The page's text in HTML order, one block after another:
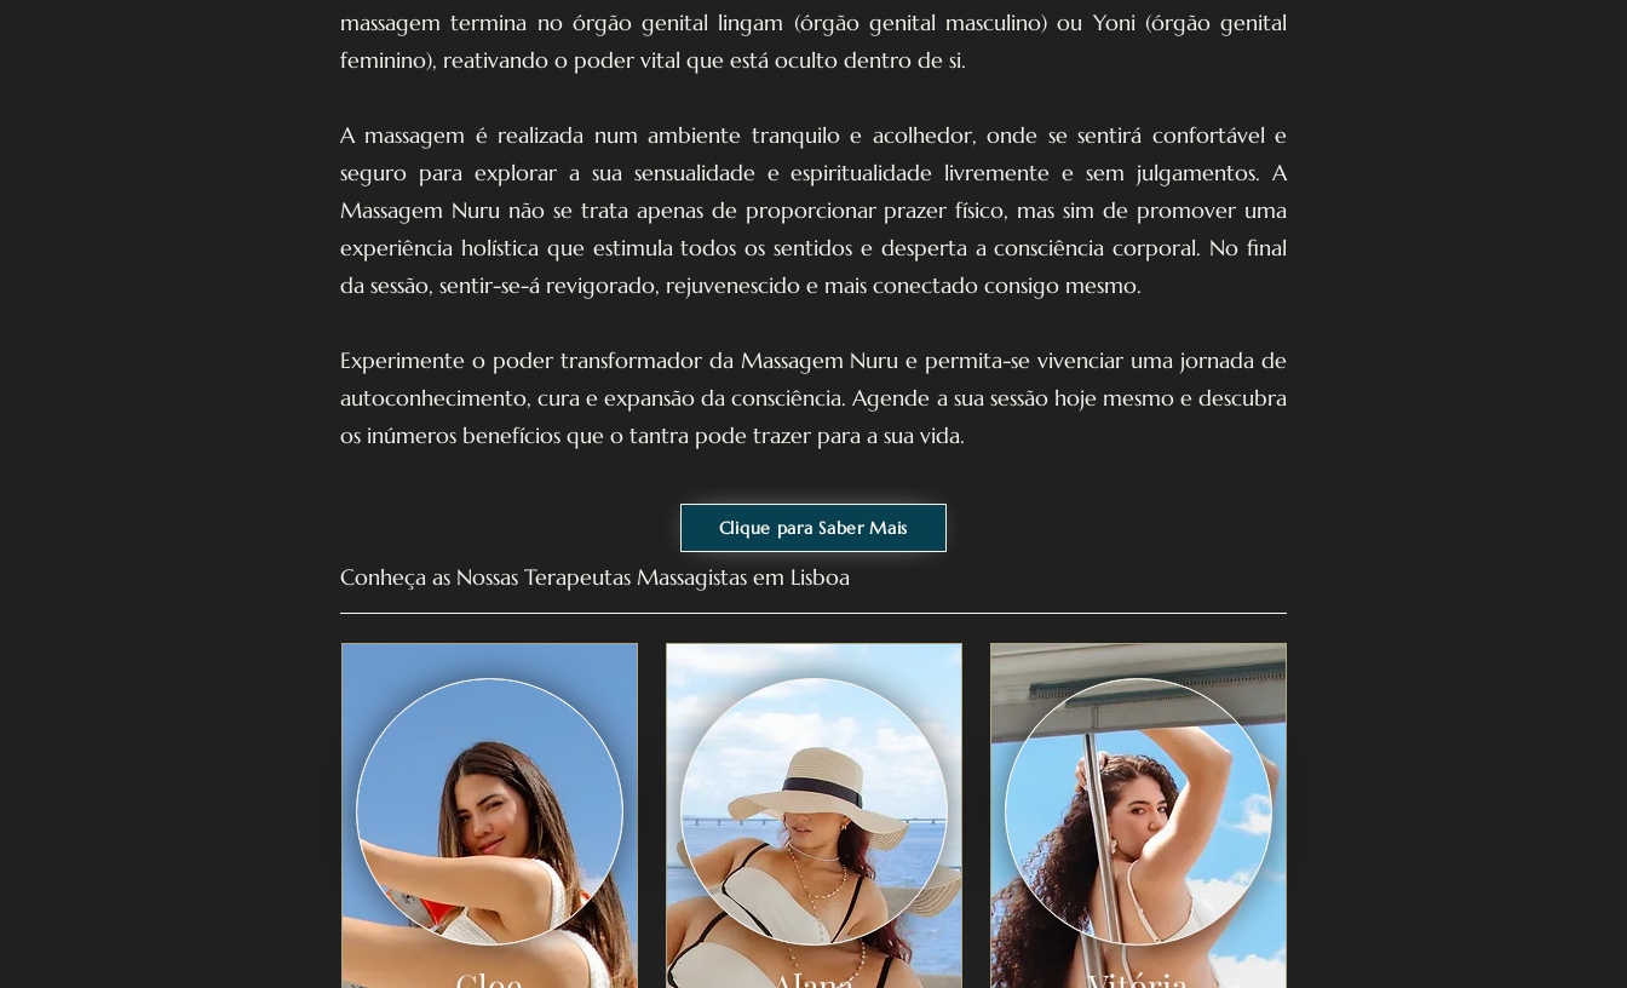
massagem termina no órgão genital lingam (órgão genital masculino) ou Yoni (órgão genital
feminino), reativando o poder vital que está oculto dentro de si.
A massagem é realizada num ambiente tranquilo e acolhedor, onde se sentirá confortável e
seguro para explorar a sua sensualidade e espiritualidade livremente e sem julgamentos. A
Massagem Nuru não se trata apenas de proporcionar prazer físico, mas sim de promover uma
experiência holística que estimula todos os sentidos e desperta a consciência corporal. No final
da sessão, sentir-se-á revigorado, rejuvenescido e mais conectado consigo mesmo.
Experimente o poder transformador da Massagem Nuru e permita-se vivenciar uma jornada de
autoconhecimento, cura e expansão da consciência. Agende a sua sessão hoje mesmo e descubra
os inúmeros benefícios que o tantra pode trazer para a sua vida.
Clique para Saber Mais
Conheça as Nossas Terapeutas Massagistas em Lisboa